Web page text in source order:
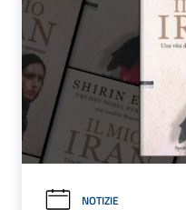
NOTIZIE